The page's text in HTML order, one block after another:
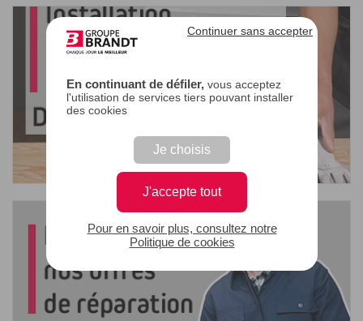
En continuant de défiler,vous acceptez
l'utilisation de services tiers pouvant installer
des cookies
Je choisis
J'accepte tout
Continuer sans accepter
Pour en savoir plus, consultez notre
Politique de cookies